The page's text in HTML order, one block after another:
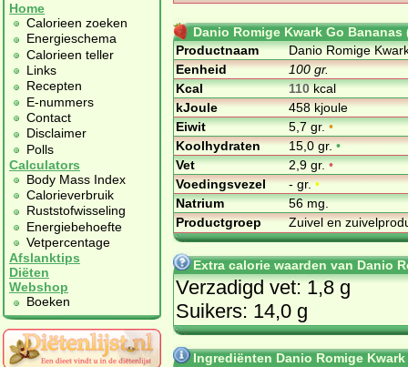
Home
Calorieen zoeken
Energieschema
Calorieen teller
Links
Recepten
E-nummers
Contact
Disclaimer
Polls
Calculators
Body Mass Index
Calorieverbruik
Ruststofwisseling
Energiebehoefte
Vetpercentage
Afslanktips
Diëten
Webshop
Boeken
Danio Romige Kwark Go Bananas
Productnaam
Danio Romige
Eenheid
100 gr.
Kcal
110kcal
kJoule
458 kjoule
Eiwit
5,7 gr.•
Koolhydraten
15,0 gr.•
Vet
2,9 gr.•
Voedingsvezel
- gr.•
Natrium
56 mg.
Productgroep
Zuivel en
Extra calorie waarden van Danio
Verzadigd vet: 1,8 g
Suikers: 14,0 g
Ingrediënten Danio Romige